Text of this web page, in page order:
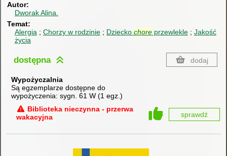
Autor
Dworak Alina.
Temat
Alergia
Chorzy w rodzinie Dziecko choreprzewlekle
Jakość
życia
dostępna dodaj
Wypożyczalnia
Są egzemplarze dostępne do
wypożyczenia: sygn. 61 W (1 egz. )
Biblioteka nieczynna - przerwa
wakacyjna
sprawdź